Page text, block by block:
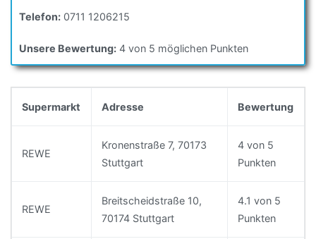
Telefon: 0711 1206215
Unsere Bewertung: 4 von 5 möglichen Punkten
Supermarkt Adresse Bewertung
REWE
Kronenstraße 7, 70173
Stuttgart
4 von 5
Punkten
REWE
Breitscheidstraße 10,
70174 Stuttgart
4.1 von 5
Punkten